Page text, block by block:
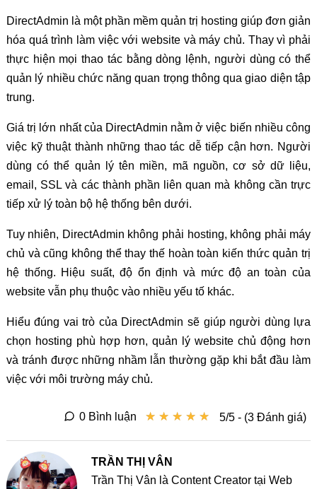
DirectAdmin là một phần mềm quản trị hosting giúp đơn giản
hóa quá trình làm việc với website và máy chủ. Thay vì phải
thực hiện mọi thao tác bằng dòng lệnh, người dùng có thể
quản lý nhiều chức năng quan trọng thông qua giao diện tập
trung.
Giá trị lớn nhất của DirectAdmin nằm ở việc biến nhiều công
việc kỹ thuật thành những thao tác dễ tiếp cận hơn. Người
dùng có thể quản lý tên miền, mã nguồn, cơ sở dữ liệu,
email, SSL và các thành phần liên quan mà không cần trực
tiếp xử lý toàn bộ hệ thống bên dưới.
Tuy nhiên, DirectAdmin không phải hosting, không phải máy
chủ và cũng không thể thay thế hoàn toàn kiến thức quản trị
hệ thống. Hiệu suất, độ ổn định và mức độ an toàn của
website vẫn phụ thuộc vào nhiều yếu tố khác.
Hiểu đúng vai trò của DirectAdmin sẽ giúp người dùng lựa
chọn hosting phù hợp hơn, quản lý website chủ động hơn
và tránh được những nhầm lẫn thường gặp khi bắt đầu làm
việc với môi trường máy chủ.
★ ★ ★ ★ ★
★ ★ ★ ★ ★ 5/5 - (3 Đánh giá)
0 Bình luận
TRẦN THỊ VÂN
Trần Thị Vân là Content Creator tại Web